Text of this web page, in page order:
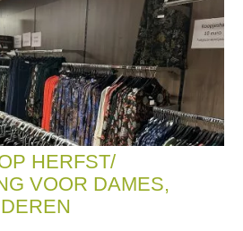
HERFST/
VOOR DAMES,